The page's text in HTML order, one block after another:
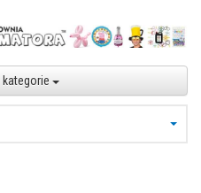
kategorie